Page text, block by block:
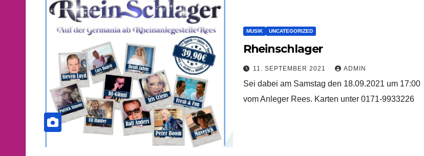
MUSIK UNCATEGORIZED
Rheinschlager
11. SEPTEMBER 2021 ADMIN
Sei dabei am Samstag den 18.09.2021 um 17:00
vom Anleger Rees. Karten unter 0171-9933226